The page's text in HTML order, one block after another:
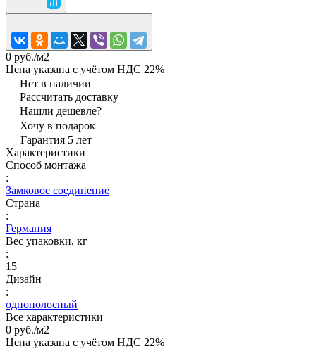
0 руб./м2
Цена указана с учётом НДС 22%
Нет в наличии
Рассчитать доставку
Нашли дешевле?
Хочу в подарок
Гарантия 5 лет
Характеристики
Способ монтажа
:
Замковое соединение
Страна
:
Германия
Вес упаковки, кг
:
15
Дизайн
:
однополосный
Все характеристики
0 руб./м2
Цена указана с учётом НДС 22%